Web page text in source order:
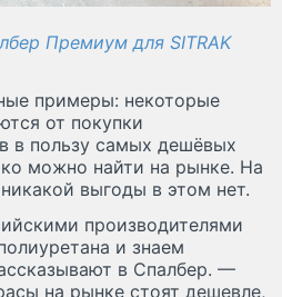
Премиум для SITRAK
примеры: некоторые
от покупки
в пользу самых дешёвых
можно найти на рынке. На
выгоды в этом нет.
производителями
и знаем
в Спалбер. —
на рынке стоят дешевле,